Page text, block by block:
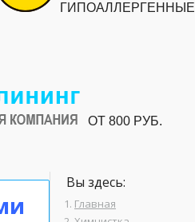
ГИПОАЛЛЕРГЕННЫЕ
ОТ 800 РУБ.
Вы здесь:
Главная